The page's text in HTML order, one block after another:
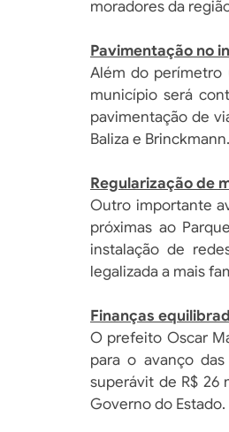
moradores da
Pavimentação no
Além do perímetro
município será
pavimentação de
Baliza e Brinckmann.
Regularização de
Outro importante
próximas ao
instalação de
legalizada a mais
Finanças
O prefeito Oscar
para o avanço
superávit de R$
Governo do Estado.